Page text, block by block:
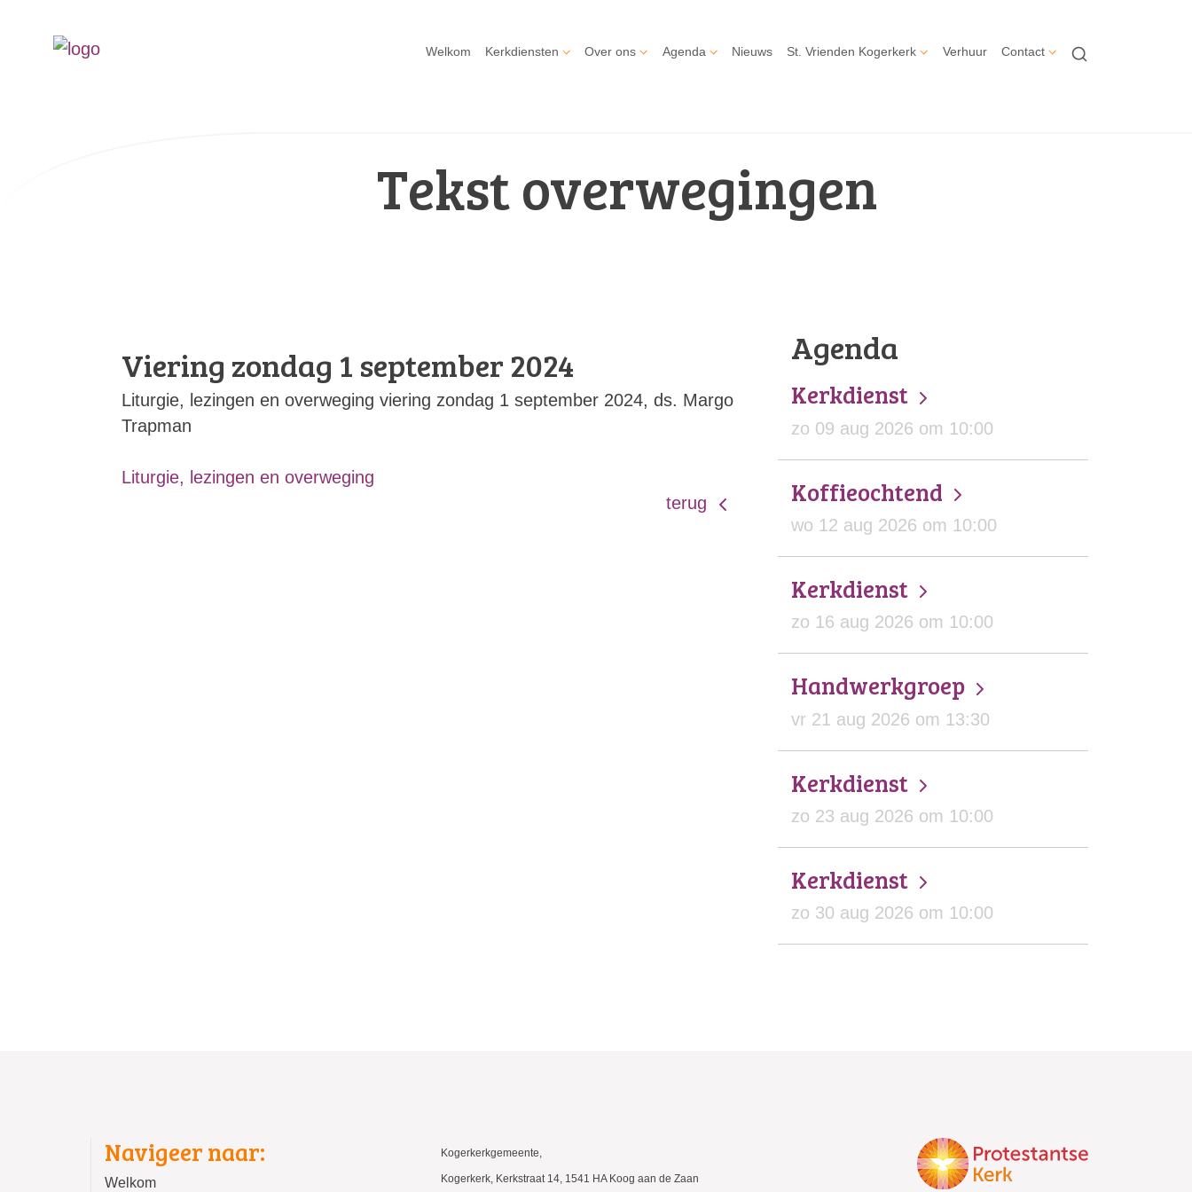
Welkom Kerkdiensten Over ons Agenda Nieuws St. Vrienden Kogerkerk Verhuur Contact
Tekst overwegingen
Viering zondag 1 september 2024
Liturgie, lezingen en overweging viering zondag 1 september 2024, ds. Margo
Trapman
Liturgie, lezingen en overweging
terug
Agenda
Kerkdienst
zo 09 aug 2026 om 10:00
Koffieochtend
wo 12 aug 2026 om 10:00
Kerkdienst
zo 16 aug 2026 om 10:00
Handwerkgroep
vr 21 aug 2026 om 13:30
Kerkdienst
zo 23 aug 2026 om 10:00
Kerkdienst
zo 30 aug 2026 om 10:00
Navigeer naar:
Welkom
Kogerkerkgemeente,
Kogerkerk, Kerkstraat 14, 1541 HA Koog aan de Zaan